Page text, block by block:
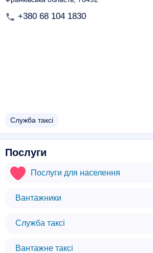
+380 68 104 1830
Служба таксі
Послуги
Послуги для населення
Вантажники
Служба таксі
Вантажне таксі